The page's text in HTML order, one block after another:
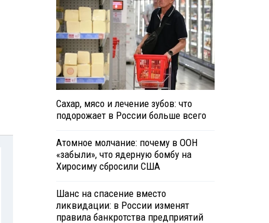
Сахар, мясо и лечение зубов: что
подорожает в России больше всего
Атомное молчание: почему в ООН
«забыли», что ядерную бомбу на
Хиросиму сбросили США
Шанс на спасение вместо
ликвидации: в России изменят
правила банкротства предприятий